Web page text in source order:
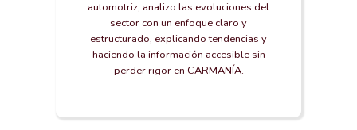
automotriz, analizo las evoluciones del
sector con un enfoque claro y
estructurado, explicando tendencias y
haciendo la información accesible sin
perder rigor en CARMANÍA.